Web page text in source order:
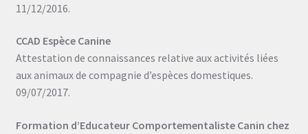
11/12/2016.
CCAD Espèce Canine
Attestation de connaissances relative aux activités liées
aux animaux de compagnie d’espèces domestiques.
09/07/2017.
Formation d’Educateur Comportementaliste Canin chez